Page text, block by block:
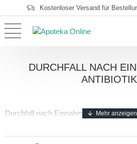
Kostenloser Versand für
DURCHFALL NACH
Durchfall nach Einnahme von Antibiotika